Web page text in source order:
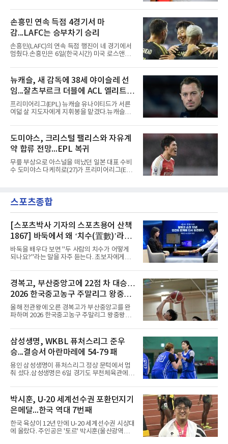
짧게 호흡을 맞춰 경기에 나선다.역할도 관심사
다. 유려한 탈압박과
조건을 갖췄다.이력은 우승으로 채워져 있다. 수
원고 시절 주축으로 활약하며 지난해 전국고등
리그와 추계전국고등대회 우승에 기여했고, 올
해 연세대 진학 후에는 춘계한산대첩기대학대회
정상에 올랐다. 2024년에는 17세 이하(U-17) 대
표팀 훈련에도 소집됐다.김슬기는 입단하게 돼
기쁘고 영광이라며 프로 무대에서도 성장해 팀
손흥민 연속 득점 4경기서 마
감...LAFC는 승부차기 승리
손흥민(LAFC)의 연속 득점 행진이 네 경기에서
멈췄다.손흥민은 6일(한국시간) 미국 로스앤젤
컵 리그 페이즈 1차전 치바스 과달라하라(멕시
코)전에 선발 출전했으나 공격포인트 없이 후반
41분 타일러 보이드와 교체됐다. 이날 골을 넣었
다면 공식전 5경기 연속 득점이었다. 다만 메이
저리그사커(MLS)에서 이어온 4경기 연속골 기
록은 유지된다.경기는 팽팽했다. 전반 38분 다비
드 마르티네스의 땅볼 크로스를 드니 부앙가가
으로 골대 오른쪽 하단을 찔러 균형을 맞췄다.승
부는 승부차기로 갈렸다. LAFC는
뉴캐슬, 새 감독에 38세 야이슬레 선
임...잘츠부르크 더블에 ACL 엘리트 2
연패 경력
프리미어리그(EPL) 뉴캐슬 유나이티드가 서른
여덟 살 지도자에게 지휘봉을 맡겼다.뉴캐슬은
임을 발표했다. 그는 스페인 라망가에서 진행 중
인 프리시즌 캠프에 곧바로 합류했다. 구단은 유
럽 축구계에서 가장 촉망받는 젊은 감독을 데려
왔다고 밝혔다.이력은 이른 나이에 쌓였다. 서른
셋이던 2021년 오스트리아 레드불 잘츠부르크
사령탑에 올라 첫 시즌 리그와 컵대회를 동시에
제패했고, 구단 역사상 처음으로 팀을 유럽축구
다. 2023년 사우디아라비아 알아흘리로 옮겨
2024-2025시즌과 2025-2026시즌
도미야스, 크리스털 팰리스와 자유계
약 합류 전망...EPL 복귀
무릎 부상으로 아스널을 떠났던 일본 대표 수비
수 도미야스 다케히로(27)가 프리미어리그(EPL)
큰 틀의 계약 조건은 이미 합의됐고 구단은 개막
을 앞두고 영입 절차를 서두르고 있다.그의 최근
지난 시즌 아스널과 상호 합의로 계약을 해지했
고, 네덜란드 아약스에서 시즌 막판 8경기를 소
화했다. 이후 일본 대표로 월드컵에 나서 선발 2
경기를 포함해 3경기를 뛰며 감각을 끌어올렸
다.구단의 판단은 신중했다. 크리스털 팰리스는
기량을 확신하면서도 부상
스포츠종합
[스포츠박사 기자의 스포츠용어 산책
1867] 바둑에서 왜 ‘치수(置數)’라고
말할까
바둑을 배우다 보면 "두 사람의 치수가 어떻게
되나요?"라는 말을 자주 듣는다. 초보자에게는
'둘 치(置)'와 '셀 수(數)'를 쓴다. '돌을 놓는 수'라
는 의미이다. 두 사람이 대등하게 승부할 수 있도
록 약한 쪽에게 미리 흑돌을 놓아주는 개수를 가
리킨다. 오늘날의 접바둑에서 말하는 '두 점', '세
점'이 바로 치수다. (본 코너 1844회 ‘왜 '접바
둑'이라 말할까’ 참조)일본어에서도 같은 한자를
사용한다. 일본에서는 ‘置き石(오키이시, 놓는
우)’라는 용례도 문헌에서 확인된다. 다만 현대
일본
경복고, 부산중앙고에 22점 차 대승…
2026 한국중고농구 주말리그 왕중왕
전 첫 승 신고
올해 전관왕에 오른 경복고가 부산중앙고를 완
파하며 2026 한국중고농구 주말리그 왕중왕전
해남 우슬체육관에서 열린 대회 남고부 예선리
그 H조 1차전에서 부산중앙고를 98-76으로 제
압했다. 박지오가 26점, 김호원이 22점, 정우진
이 19점을 올리는 등 삼각편대의 고른 활약이 승
리를 이끌었다.경복고는 경기 초반부터 박지오
와 김호원의 내·외곽포가 고르게 터지며 주도권
을 잡았다. 전반을 40-34로 앞선 경복고는 후반
다.B조에서는 용산고가 안양고를 98-71로 꺾고
대회 2연승을 달렸다.한편 남중
삼성생명, WKBL 퓨처스리그 준우
승...결승서 아란마레에 54-79 패
용인 삼성생명이 퓨처스리그 정상 문턱에서 멈
춰 섰다.삼성생명은 6일 경기도 부천체육관에서
서 일본여자프로농구 2부 리그 아란마레에 54-
79로 졌다. 이다연이 14점을 넣었으나 20점 9리
바운드를 기록한 바이 쿰바 디야산을 앞세운 상
대를 넘지 못했다.이번 대회에 처음 출전한 아란
마레는 조별리그부터 결승까지 6전 전승을 거뒀
고, 디야산이 최우수선수(MVP)로 뽑혔다.
박시훈, U-20 세계선수권 포환던지기
은메달...한국 역대 7번째
한국 육상이 12년 만에 U-20 세계선수권 시상대
에 올랐다. 주인공은 '토르' 박시훈(울산광역시)